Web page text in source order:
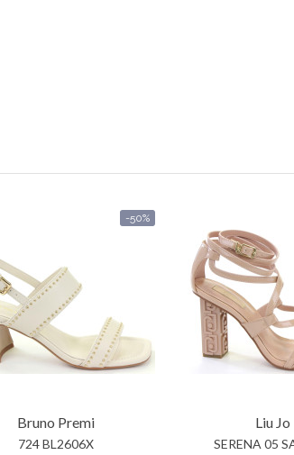
-50%
Bruno Premi
724 BL2606X
Liu Jo
SERENA 05